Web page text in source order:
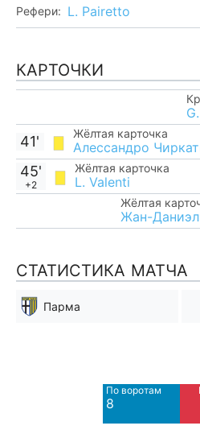
Рефери: L. Pairetto
КАРТОЧКИ
Жёлтая карточка
Алессандро
41'
Жёлтая карточка
L. Valenti
45'
+2
Жёлтая
Жан-
СТАТИСТИКА МАТЧА
Парма
По воротам
8